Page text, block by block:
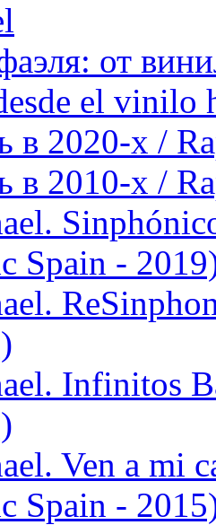
от
el vinilo
в 2020-х /
в 2010-х /
Spain -
Infinitos
Ven a mi
Spain -